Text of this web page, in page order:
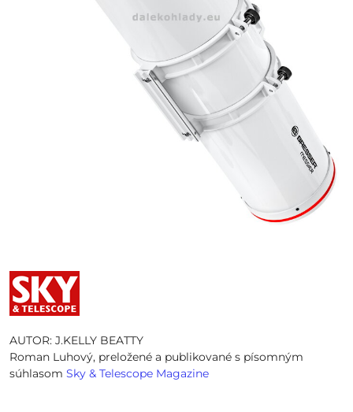
AUTOR: J.KELLY BEATTY
Roman Luhový, preložené a publikované s písomným
súhlasom Sky & Telescope Magazine